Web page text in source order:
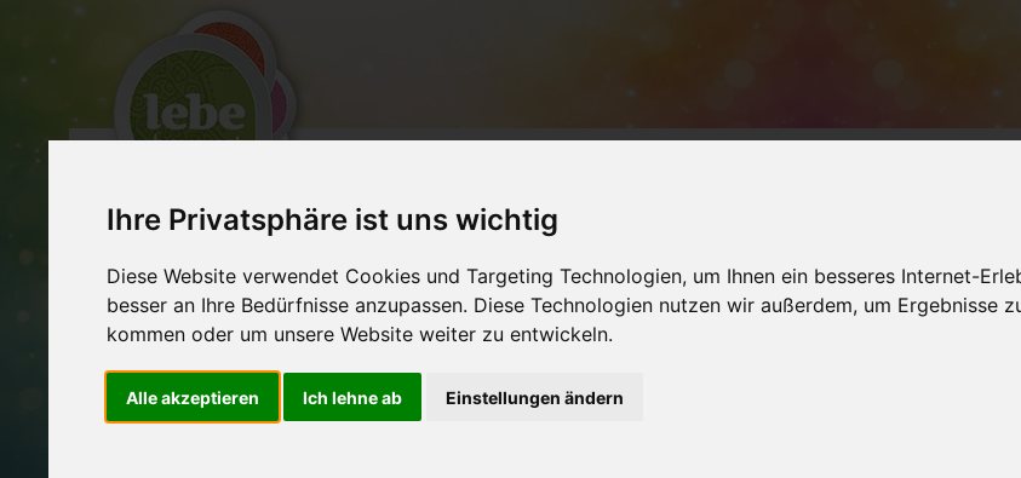
Ihre Privatsphäre ist uns wichtig
Diese Website verwendet Cookies und Targeting Technologien, um Ihnen ein besseres Internet-
besser an Ihre Bedürfnisse anzupassen. Diese Technologien nutzen wir außerdem, um Ergebnisse
kommen oder um unsere Website weiter zu entwickeln.
Alle akzeptieren Ich lehne ab Einstellungen ändern
Astrologische